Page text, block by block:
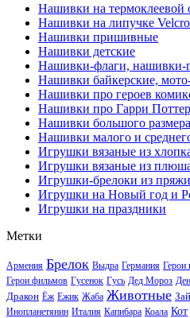
Нашивки на термоклеевой
Нашивки на липучке Velcro
Нашивки пришивные
Нашивки детские
Нашивки-флаги, нашивки-
Нашивки байкерские,
Нашивки про героев
Нашивки про Гарри
Нашивки большого размера
Нашивки малого и
Игрушки вязаные из
Игрушки вязаные из
Игрушки-брелоки из пряжи
Игрушки на Новый год и
Игрушки на праздники
Метки
Армения Брелок Выдра Германия Герои
Герои фильмов Гусенок Гусь Дед Мороз
Дракон Ёж Ежик Жаба Животные
Инопланетянин Италия Капибара Коала Кот